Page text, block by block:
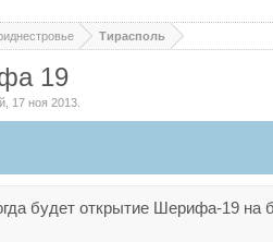
Тирасполь
19
17 ноя 2013
будет открытие Шерифа-19